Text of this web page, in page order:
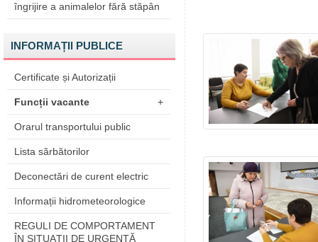
îngrijire a animalelor fără stăpân
INFORMAȚII PUBLICE
Certificate și Autorizații
Funcții vacante +
Orarul transportului public
Lista sărbătorilor
Deconectări de curent electric
Informații hidrometeorologice
REGULI DE COMPORTAMENT
ÎN SITUAŢII DE URGENŢĂ